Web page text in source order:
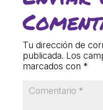
Tu dirección de
publicada. Los
marcados con *